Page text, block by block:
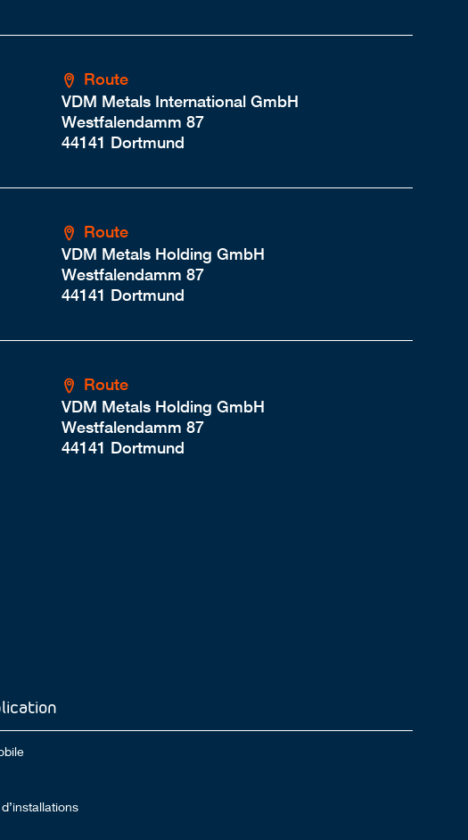
Route
VDM Metals International GmbH
Westfalendamm 87
44141 Dortmund
Route
VDM Metals Holding GmbH
Westfalendamm 87
44141 Dortmund
Route
VDM Metals Holding GmbH
Westfalendamm 87
44141 Dortmund